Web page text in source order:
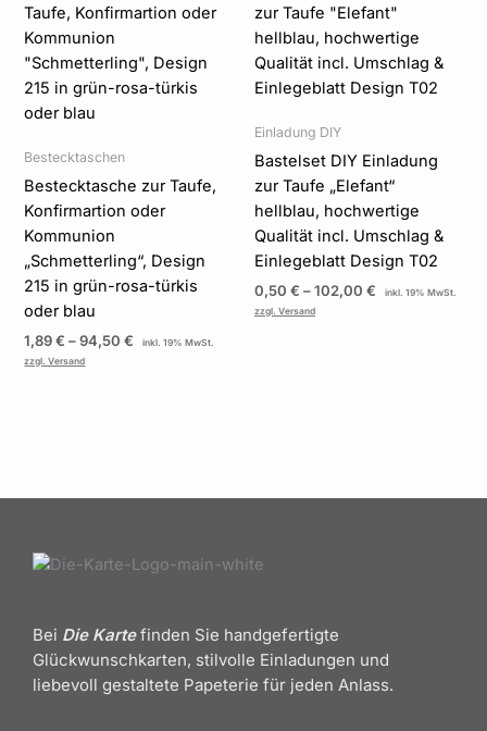
Bestecktaschen
Bestecktasche zur Taufe,
Konfirmartion oder
Kommunion
„Schmetterling“, Design
215 in grün-rosa-türkis
oder blau
1,89€ –94,50€
bis
inkl. 19% MwSt.
zzgl. Versand
Einladung DIY
Bastelset DIY Einladung
zur Taufe „Elefant“
hellblau, hochwertige
Qualität incl. Umschlag &
Einlegeblatt Design T02
0,50 € –102,00 €
bis
102,00 €
inkl. 19% MwSt.
zzgl. Versand
Bei Die Kartefinden Sie handgefertigte
Glückwunschkarten, stilvolle Einladungen und
liebevoll gestaltete Papeterie für jeden Anlass.